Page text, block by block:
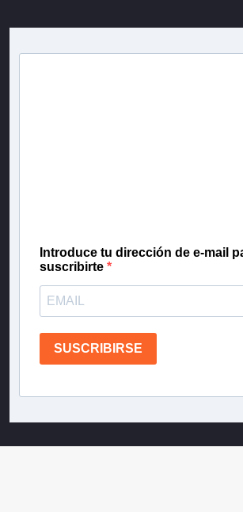
Introduce tu dirección de e-mail
suscribirte
SUSCRIBIRSE